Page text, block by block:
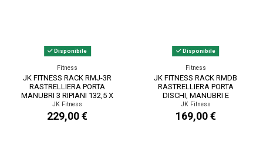
Disponibile
Fitness
JK FITNESS RACK RMJ-3R
RASTRELLIERA PORTA
MANUBRI 3 RIPIANI 132,5 X
54,5 X 95 CM
JK Fitness
229,00 €
Disponibile
Fitness
JK FITNESS RACK RMDB
RASTRELLIERA PORTA
DISCHI, MANUBRI E
BILANCIERI 100 X 48 X 95 CM
JK Fitness
169,00 €